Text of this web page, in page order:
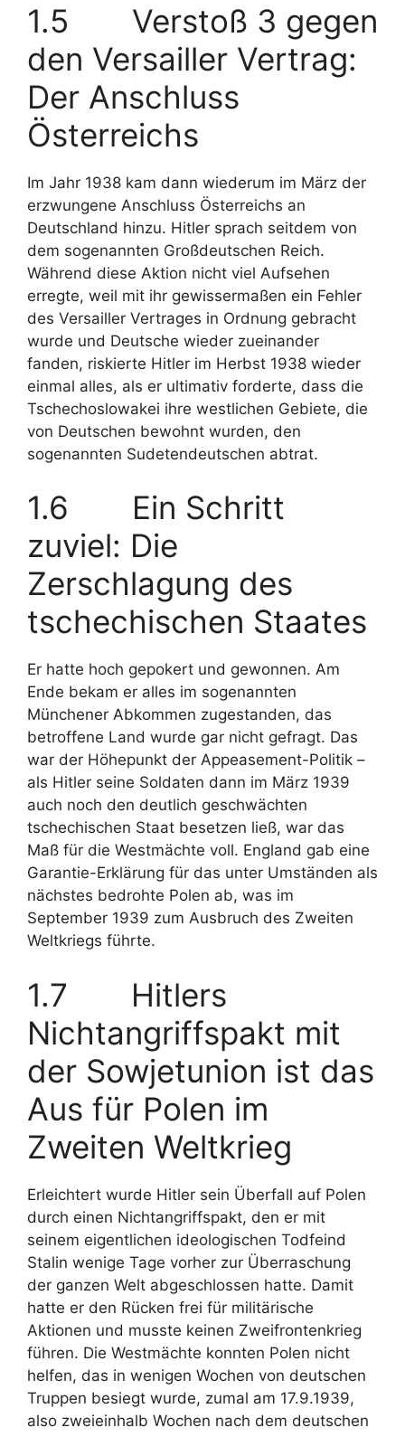
1.5 Verstoß 3 gegen
den Versailler Vertrag:
Der Anschluss
Österreichs
Im Jahr 1938 kam dann wiederum im März der
erzwungene Anschluss Österreichs an
Deutschland hinzu. Hitler sprach seitdem von
dem sogenannten Großdeutschen Reich.
Während diese Aktion nicht viel Aufsehen
erregte, weil mit ihr gewissermaßen ein Fehler
des Versailler Vertrages in Ordnung gebracht
wurde und Deutsche wieder zueinander
fanden, riskierte Hitler im Herbst 1938 wieder
einmal alles, als er ultimativ forderte, dass die
Tschechoslowakei ihre westlichen Gebiete, die
von Deutschen bewohnt wurden, den
sogenannten Sudetendeutschen abtrat.
1.6 Ein Schritt
zuviel: Die
Zerschlagung des
tschechischen Staates
Er hatte hoch gepokert und gewonnen. Am
Ende bekam er alles im sogenannten
Münchener Abkommen zugestanden, das
betroffene Land wurde gar nicht gefragt. Das
war der Höhepunkt der Appeasement-Politik –
als Hitler seine Soldaten dann im März 1939
auch noch den deutlich geschwächten
tschechischen Staat besetzen ließ, war das
Maß für die Westmächte voll. England gab eine
Garantie-Erklärung für das unter Umständen als
nächstes bedrohte Polen ab, was im
September 1939 zum Ausbruch des Zweiten
Weltkriegs führte.
1.7 Hitlers
Nichtangriffspakt mit
der Sowjetunion ist das
Aus für Polen im
Zweiten Weltkrieg
Erleichtert wurde Hitler sein Überfall auf Polen
durch einen Nichtangriffspakt, den er mit
seinem eigentlichen ideologischen Todfeind
Stalin wenige Tage vorher zur Überraschung
der ganzen Welt abgeschlossen hatte. Damit
hatte er den Rücken frei für militärische
Aktionen und musste keinen Zweifrontenkrieg
führen. Die Westmächte konnten Polen nicht
helfen, das in wenigen Wochen von deutschen
Truppen besiegt wurde, zumal am 17.9.1939,
also zweieinhalb Wochen nach dem deutschen